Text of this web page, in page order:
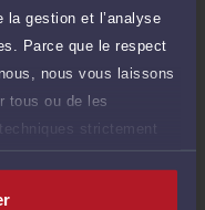
gestion et l’analyse
Parce que le respect
nous vous laissons
tous ou de les
strictement
500 €
TTC
par écrit